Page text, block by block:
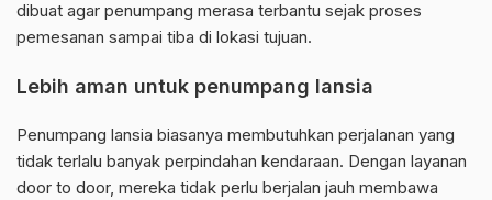
dibuat agar penumpang merasa terbantu sejak proses
pemesanan sampai tiba di lokasi tujuan.
Lebih aman untuk penumpang lansia
Penumpang lansia biasanya membutuhkan perjalanan yang
tidak terlalu banyak perpindahan kendaraan. Dengan layanan
door to door, mereka tidak perlu berjalan jauh membawa